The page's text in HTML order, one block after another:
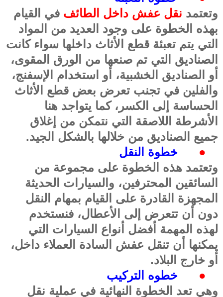
وتعتمد نقل عفش داخل الطائف في القيام
بهذه الخطوة على وجود العديد من المواد
التي يتم تعبئة قطع الأثاث داخلها سواء كانت
الصناديق التي تم صنعها من الورق المقوى،
أو الصناديق الخشبية، أو استخدام الإسفنج،
والفلين في تجنب تعرض بعض قطع الأثاث
الحساسة إلى الكسر، كما يتواجد هنا
الأشرطة اللاصقة التي نتمكن من إغلاق
جميع الصناديق من خلالها بالشكل الجيد.
●
خطوة النقل
وتعتمد هذه الخطوة على مجموعة من
السائقين المحترفين، والسيارات الحديثة
المجهزة القادرة على القيام بمهام النقل
دون أن تتعرض إلى الأعطال، فنستخدم
لهذه المهمة أفضل أنواع السيارات التي
يمكنها أن تنقل عفش السادة العملاء داخل،
أو خارج البلاد.
●
خطوه التركيب
وهي تعد الخطوة النهائية في عملية نقل